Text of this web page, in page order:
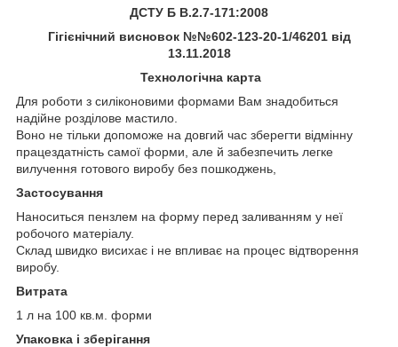
ДСТУ Б В.2.7-171:2008
Гігієнічний висновок №№602-123-20-1/46201 від
13.11.2018
Технологічна карта
Для роботи з силіконовими формами Вам знадобиться
надійне розділове мастило.
Воно не тільки допоможе на довгий час зберегти відмінну
працездатність самої форми, але й забезпечить легке
вилучення готового виробу без пошкоджень,
Застосування
Наноситься пензлем на форму перед заливанням у неї
робочого матеріалу.
Склад швидко висихає і не впливає на процес відтворення
виробу.
Витрата
1 л на 100 кв.м. форми
Упаковка і зберігання